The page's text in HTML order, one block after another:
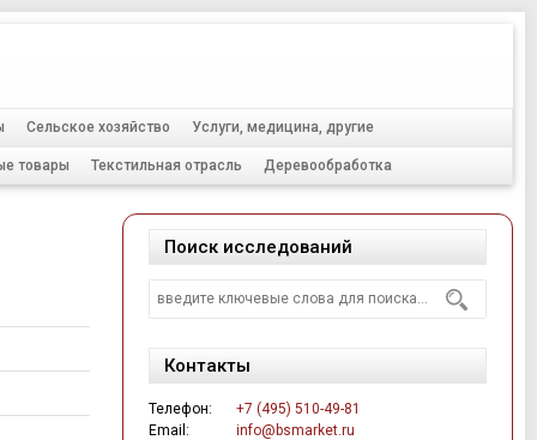
Сельское хозяйство Услуги, медицина, другие
товары Текстильная отрасль Деревообработка
Поиск исследований
Контакты
Телефон:
+7 (495) 510-49-81
Email:
info@bsmarket.ru